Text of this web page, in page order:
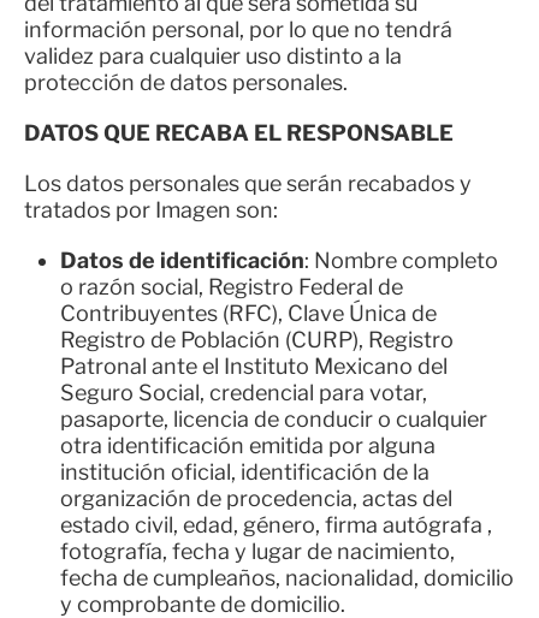
información personal, por lo que no tendrá
validez para cualquier uso distinto a la
protección de datos personales.
DATOS QUE RECABA EL RESPONSABLE
Los datos personales que serán recabados y
tratados por Imagen son:
Datos de identificación: Nombre completo
o razón social, Registro Federal de
Contribuyentes (RFC), Clave Única de
Registro de Población (CURP), Registro
Patronal ante el Instituto Mexicano del
Seguro Social, credencial para votar,
pasaporte, licencia de conducir o cualquier
otra identificación emitida por alguna
institución oficial, identificación de la
organización de procedencia, actas del
estado civil, edad, género, firma autógrafa ,
fotografía, fecha y lugar de nacimiento,
fecha de cumpleaños, nacionalidad, domicilio
y comprobante de domicilio.